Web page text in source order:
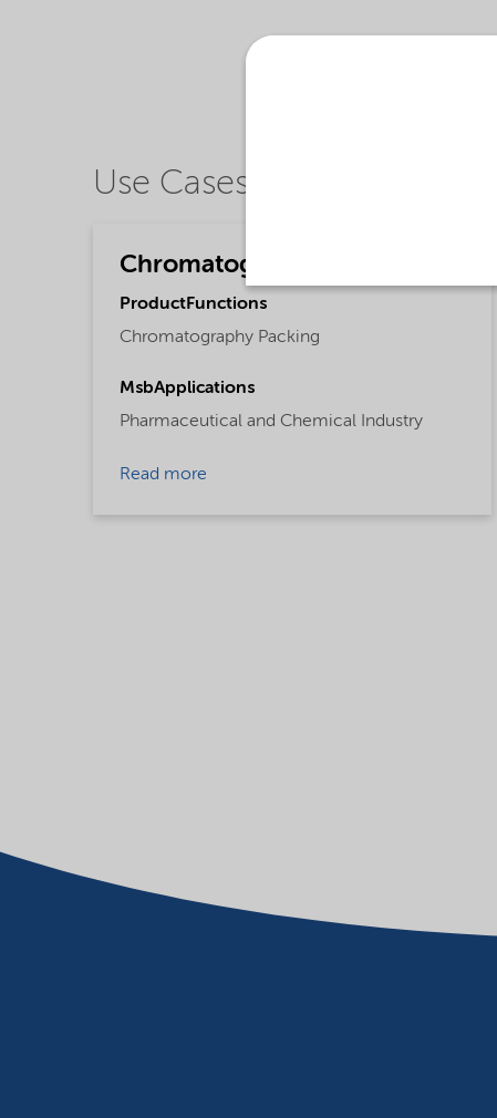
Use Cases
Chromatography
ProductFunctions
Chromatography Packing
MsbApplications
Pharmaceutical and Chemical Industry
Read more